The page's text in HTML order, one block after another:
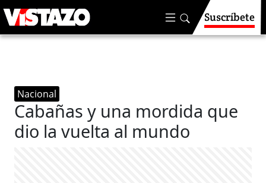
Suscríbete
Nacional
Cabañas y una mordida que
dio la vuelta al mundo